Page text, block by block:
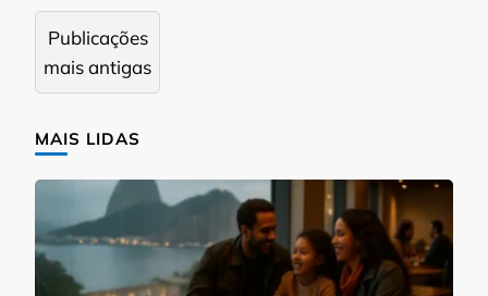
Navegação
por
posts
Publicações
mais antigas
MAIS LIDAS